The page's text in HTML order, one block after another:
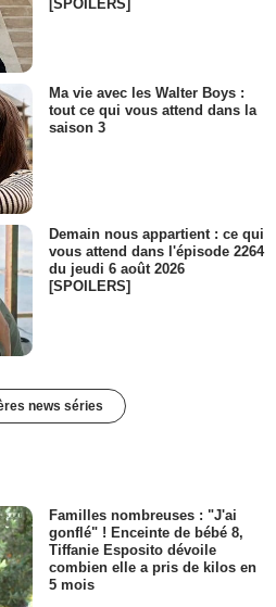
[SPOILERS]
Ma vie avec les Walter Boys :
tout ce qui vous attend dans la
saison 3
Demain nous appartient : ce qui
vous attend dans l'épisode 2264
du jeudi 6 août 2026
[SPOILERS]
news séries
Familles nombreuses : "J'ai
gonflé" ! Enceinte de bébé 8,
Tiffanie Esposito dévoile
combien elle a pris de kilos en
5 mois